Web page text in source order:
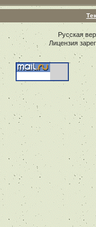
Русская
Лицензия